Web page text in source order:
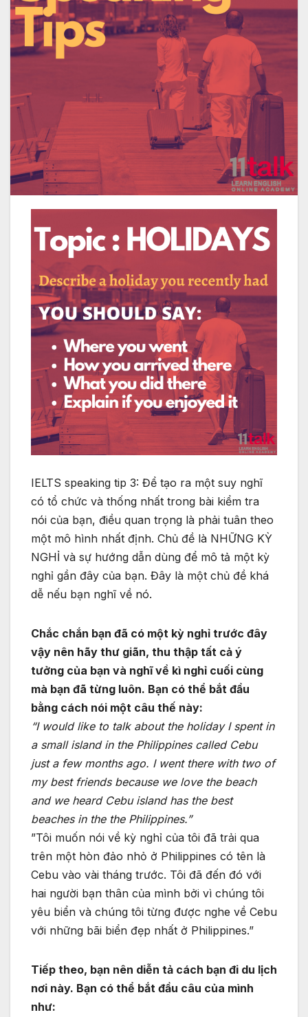
IELTS speaking tip 3: Để tạo ra một suy nghĩ
có tổ chức và thống nhất trong bài kiểm tra
nói của bạn, điều quan trọng là phải tuân theo
một mô hình nhất định. Chủ đề là NHỮNG KỲ
NGHỈ và sự hướng dẫn dùng để mô tả một kỳ
nghỉ gần đây của bạn. Đây là một chủ đề khá
dễ nếu bạn nghĩ về nó.
Chắc chắn bạn đã có một kỳ nghỉ trước đây
vậy nên hãy thư giãn, thu thập tất cả ý
tưởng của bạn và nghĩ về kì nghỉ cuối cùng
mà bạn đã từng luôn. Bạn có thể bắt đầu
bằng cách nói một câu thế này:
“I would like to talk about the holiday I spent in
a small island in the Philippines called Cebu
just a few months ago. I went there with two of
my best friends because we love the beach
and we heard Cebu island has the best
beaches in the the Philippines.”
”Tôi muốn nói về kỳ nghỉ của tôi đã trải qua
trên một hòn đảo nhỏ ở Philippines có tên là
Cebu vào vài tháng trước. Tôi đã đến đó với
hai người bạn thân của mình bởi vì chúng tôi
yêu biển và chúng tôi từng được nghe về Cebu
với những bãi biển đẹp nhất ở Philippines.”
Tiếp theo, bạn nên diễn tả cách bạn đi du lịch
nơi này. Bạn có thể bắt đầu câu của mình
như: